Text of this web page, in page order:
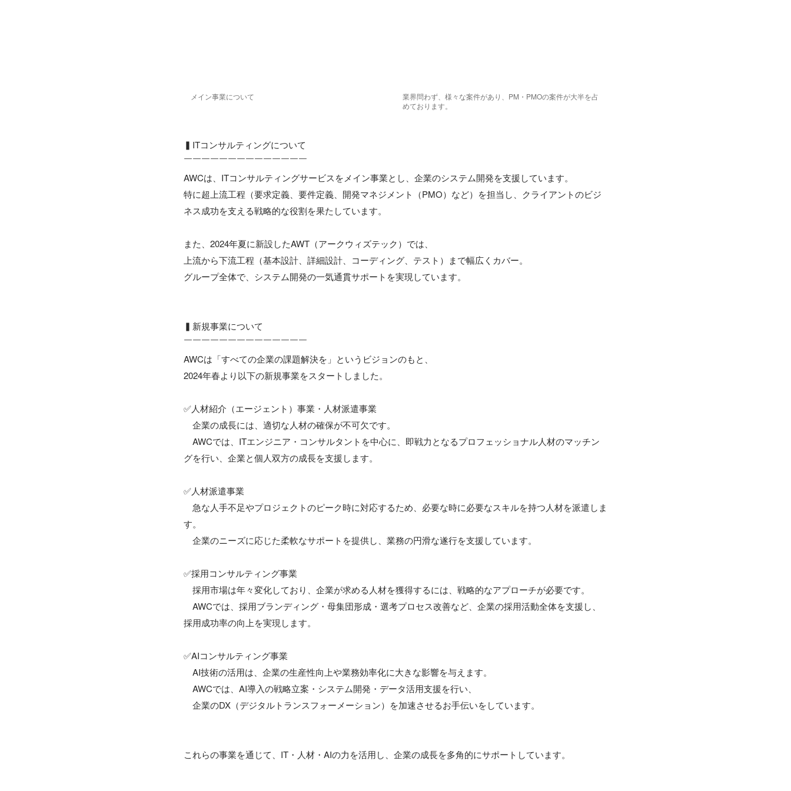
メイン事業について
業界問わず、様々な案件があり、PM・PMOの案件が大半を占
めております。
▍ITコンサルティングについて
￣￣￣￣￣￣￣￣￣￣￣￣￣￣
AWCは、ITコンサルティングサービスをメイン事業とし、企業のシステム開発を支援しています。
特に超上流工程（要求定義、要件定義、開発マネジメント（PMO）など）を担当し、クライアントのビジ
ネス成功を支える戦略的な役割を果たしています。
また、2024年夏に新設したAWT（アークウィズテック）では、
上流から下流工程（基本設計、詳細設計、コーディング、テスト）まで幅広くカバー。
グループ全体で、システム開発の一気通貫サポートを実現しています。
▍新規事業について
￣￣￣￣￣￣￣￣￣￣￣￣￣￣
AWCは「すべての企業の課題解決を」というビジョンのもと、
2024年春より以下の新規事業をスタートしました。
✅人材紹介（エージェント）事業・人材派遣事業
企業の成長には、適切な人材の確保が不可欠です。
AWCでは、ITエンジニア・コンサルタントを中心に、即戦力となるプロフェッショナル人材のマッチン
グを行い、企業と個人双方の成長を支援します。
✅人材派遣事業
急な人手不足やプロジェクトのピーク時に対応するため、必要な時に必要なスキルを持つ人材を派遣しま
す。
企業のニーズに応じた柔軟なサポートを提供し、業務の円滑な遂行を支援しています。
✅採用コンサルティング事業
採用市場は年々変化しており、企業が求める人材を獲得するには、戦略的なアプローチが必要です。
AWCでは、採用ブランディング・母集団形成・選考プロセス改善など、企業の採用活動全体を支援し、
採用成功率の向上を実現します。
✅AIコンサルティング事業
AI技術の活用は、企業の生産性向上や業務効率化に大きな影響を与えます。
AWCでは、AI導入の戦略立案・システム開発・データ活用支援を行い、
企業のDX（デジタルトランスフォーメーション）を加速させるお手伝いをしています。
これらの事業を通じて、IT・人材・AIの力を活用し、企業の成長を多角的にサポートしています。